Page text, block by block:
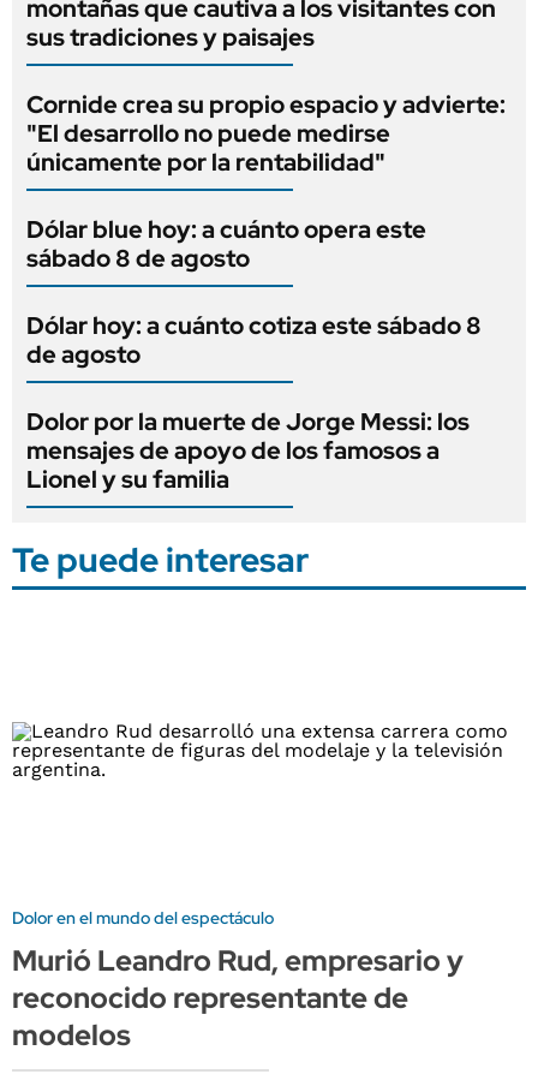
montañas que cautiva a los visitantes con
sus tradiciones y paisajes
Cornide crea su propio espacio y advierte:
"El desarrollo no puede medirse
únicamente por la rentabilidad"
Dólar blue hoy: a cuánto opera este
sábado 8 de agosto
Dólar hoy: a cuánto cotiza este sábado 8
de agosto
Dolor por la muerte de Jorge Messi: los
mensajes de apoyo de los famosos a
Lionel y su familia
Te puede interesar
Dolor en el mundo del espectáculo
Murió Leandro Rud, empresario y
reconocido representante de
modelos